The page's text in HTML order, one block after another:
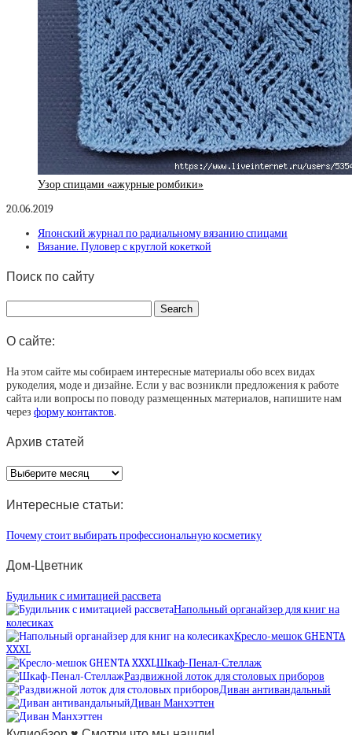
Узор спицами «ажурные ромбики»
20.06.2019
Японский журнал по радиальному вязанию спицами
Вязание. Пуловер с круглой кокеткой
Поиск по сайту
О сайте:
На этом сайте мы собираем интересные материалы обо всех видах
рукоделия, моде и дизайне. Если у вас возникли предложения к работе
сайта или вопросы по поводу размещенных материалов, напишите нам
через форму контактов.
Архив статей
Архив
статей
Интересные статьи:
Почему стоит выбирать профессиональную косметику
Дом-Цветник
Будильник с имитацией рассвета
Напольный органайзер для книг на
колесиках
Кресло-мешок GHENTA
XXXL
Шкаф-Пенал-Стеллаж
Раздвижной лоток для столовых приборов
Диван антивандальный
Диван Манхэттен